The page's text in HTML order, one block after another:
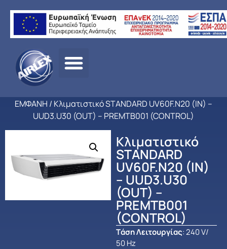
σελίδα/ΠΡΟΪΟΝΤΑ
ΕΜΦΑΝΗ / Κλιματιστικό STANDARD UV60F.N20 (IN) –
UUD3.U30 (OUT) – PREMTB001 (CONTROL)
Κλιματιστικό
STANDARD
UV60F.N20 (IN)
– UUD3.U30
(OUT) –
PREMTB001
(CONTROL)
Tάση Λειτουργίας: 240 V/
50 Hz